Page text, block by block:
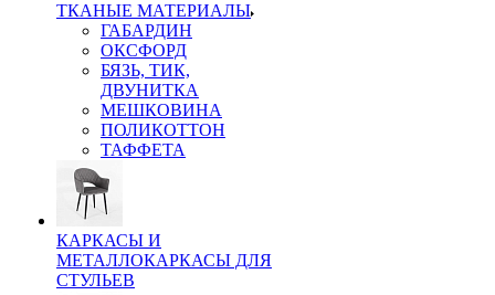
ТКАНЫЕ МАТЕРИАЛЫ
ГАБАРДИН
ОКСФОРД
БЯЗЬ, ТИК,
ДВУНИТКА
МЕШКОВИНА
ПОЛИКОТТОН
ТАФФЕТА
КАРКАСЫ И
МЕТАЛЛОКАРКАСЫ ДЛЯ
СТУЛЬЕВ